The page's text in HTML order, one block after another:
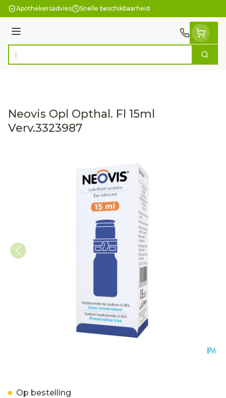
Ga naar de inhoud
Apothekersadvies Snelle beschikbaarheid
Menu
Product, merk, categorie... Zoek
Neovis Opl Opthal. Fl 15ml
Verv.3323987
Op bestelling